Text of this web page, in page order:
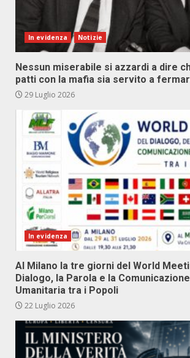
In evidenza Notizie
Nessun miserabile si azzardi a dire
patti con la mafia sia servito a
29 Luglio 2026
In evidenza
Al Milano la tre giorni del World
Dialogo, la Parola e la
Umanitaria tra i Popoli
22 Luglio 2026